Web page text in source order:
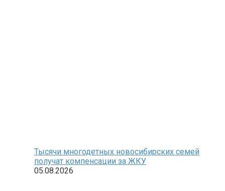
Тысячи многодетных новосибирских семей
получат компенсации за ЖКУ
05.08.2026